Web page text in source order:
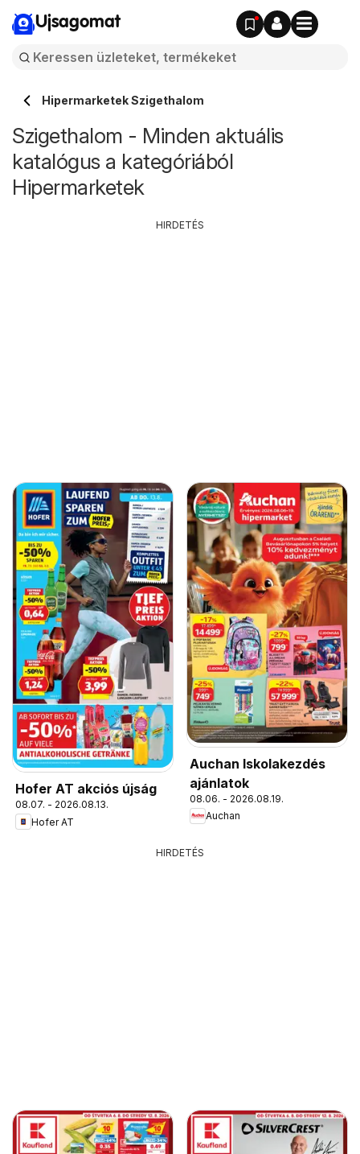
Ujsagomat
Hipermarketek Szigethalom
Szigethalom - Minden aktuális
katalógus a kategóriából
Hipermarketek
Hofer AT akciós újság
08.07. - 2026.08.13.
Hofer AT
Auchan Iskolakezdés
ajánlatok
08.06. - 2026.08.19.
Auchan
HIRDETÉS
HIRDETÉS